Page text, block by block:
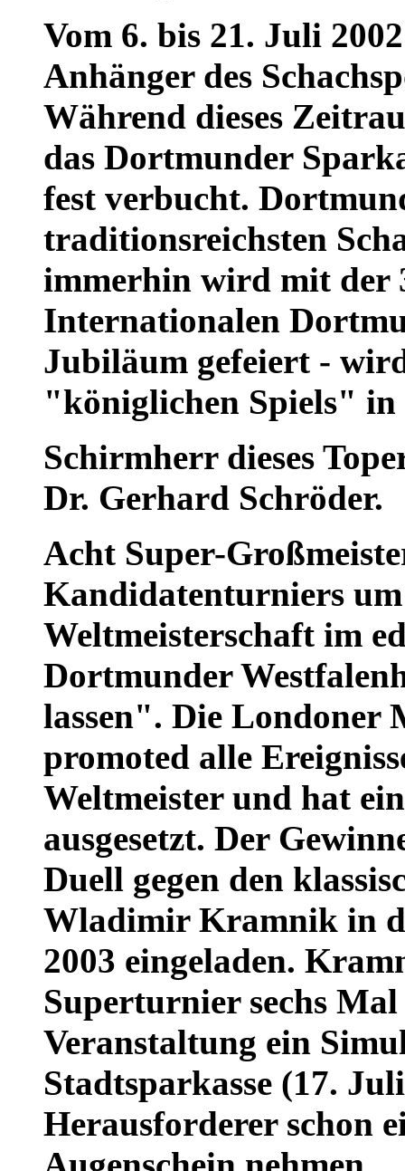
Vom 6. bis 21. Juli
Anhänger des
Während dieses
das Dortmunder
fest verbucht.
traditionsreichsten
immerhin wird mit der
Internationalen
Jubiläum gefeiert -
"königlichen Spiels" in
Schirmherr dieses
Dr. Gerhard Schröder.
Acht Super-
Kandidatenturniers um
Weltmeisterschaft im
Dortmunder
lassen". Die Londoner
promoted alle
Weltmeister und hat
ausgesetzt. Der
Duell gegen den
Wladimir Kramnik in
2003 eingeladen.
Superturnier sechs
Veranstaltung ein
Stadtsparkasse (17.
Herausforderer schon